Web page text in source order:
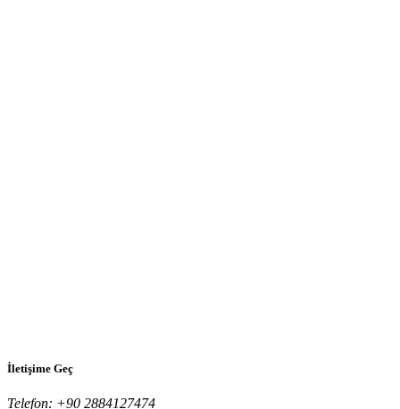
İletişime Geç
Telefon: +90 2884127474